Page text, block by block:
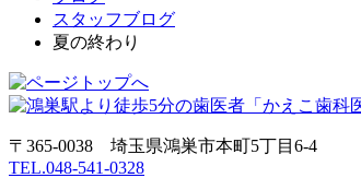
スタッフブログ
夏の終わり
〒365-0038 埼玉県鴻巣市本町5丁目6‐4
TEL.048-541-0328